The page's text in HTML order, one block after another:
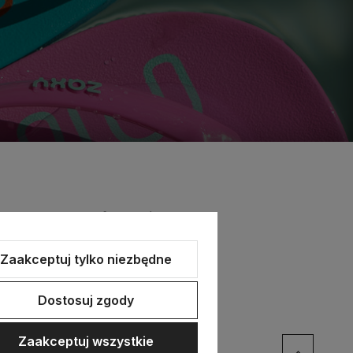
Informacje
Marka Zaxy
Tabele rozmiarów
Marka Cartago
Polityka prywatności
Zaakceptuj tylko niezbędne
Dostosuj zgody
Zaakceptuj wszystkie